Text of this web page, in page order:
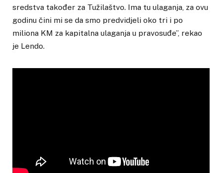
sredstva također za Tužilaštvo. Ima tu ulaganja, za ovu
godinu čini mi se da smo predvidjeli oko tri i po
miliona KM za kapitalna ulaganja u pravosuđe”, rekao
je Lendo.